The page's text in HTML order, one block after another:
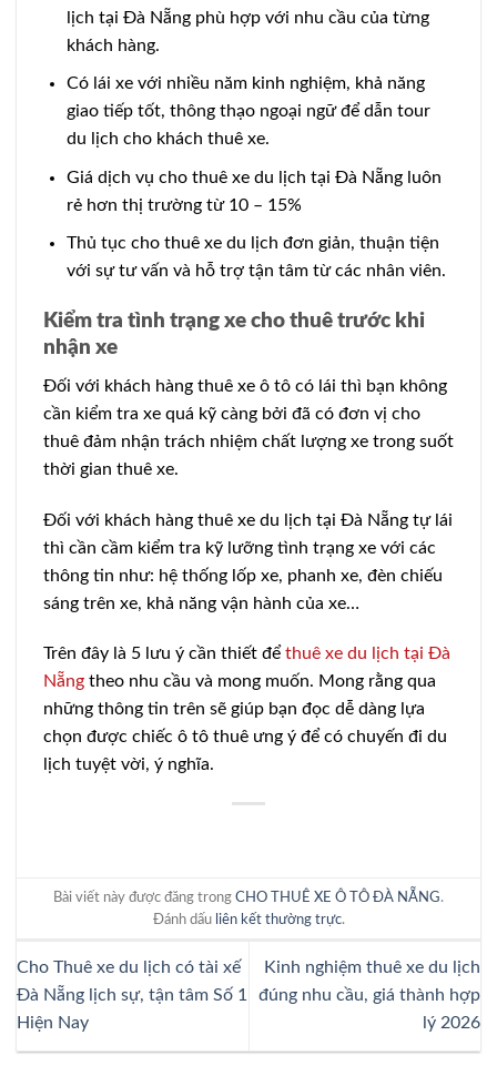
lịch tại Đà Nẵng phù hợp với nhu cầu của từng
khách hàng.
Có lái xe với nhiều năm kinh nghiệm, khả năng
giao tiếp tốt, thông thạo ngoại ngữ để dẫn tour
du lịch cho khách thuê xe.
Giá dịch vụ cho thuê xe du lịch tại Đà Nẵng luôn
rẻ hơn thị trường từ 10 – 15%
Thủ tục cho thuê xe du lịch đơn giản, thuận tiện
với sự tư vấn và hỗ trợ tận tâm từ các nhân viên.
Kiểm tra tình trạng xe cho thuê trước khi
nhận xe
Đối với khách hàng thuê xe ô tô có lái thì bạn không
cần kiểm tra xe quá kỹ càng bởi đã có đơn vị cho
thuê đảm nhận trách nhiệm chất lượng xe trong suốt
thời gian thuê xe.
Đối với khách hàng thuê xe du lịch tại Đà Nẵng tự lái
thì cần cầm kiểm tra kỹ lưỡng tình trạng xe với các
thông tin như: hệ thống lốp xe, phanh xe, đèn chiếu
sáng trên xe, khả năng vận hành của xe…
Trên đây là 5 lưu ý cần thiết để thuê xe du lịch tại Đà
Nẵng theo nhu cầu và mong muốn. Mong rằng qua
những thông tin trên sẽ giúp bạn đọc dễ dàng lựa
chọn được chiếc ô tô thuê ưng ý để có chuyến đi du
lịch tuyệt vời, ý nghĩa.
Bài viết này được đăng trong CHO THUÊ XE Ô TÔ ĐÀ NẴNG.
Đánh dấu liên kết thường trực.
Cho Thuê xe du lịch có tài xế
Đà Nẵng lịch sự, tận tâm Số 1
Hiện Nay
Kinh nghiệm thuê xe du lịch
đúng nhu cầu, giá thành hợp
lý 2026